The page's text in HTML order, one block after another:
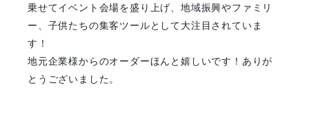
乗せてイベント会場を盛り上げ、地域振興やファミリ
ー、子供たちの集客ツールとして大注目されていま
す！
地元企業様からのオーダーほんと嬉しいです！ありが
とうございました。